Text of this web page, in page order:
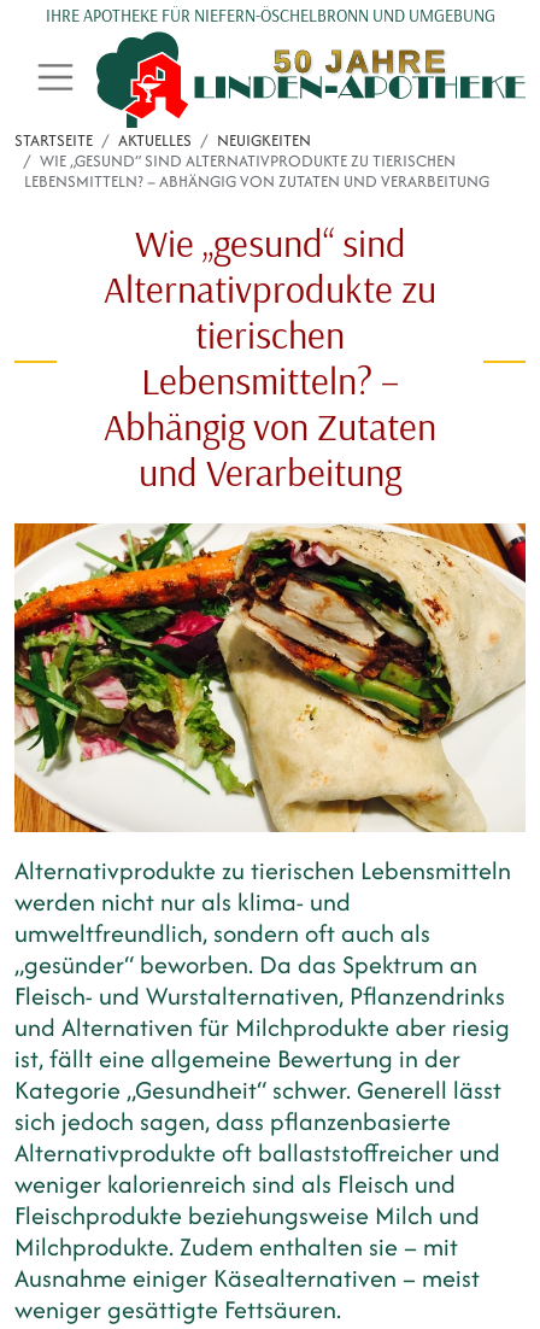
Direkt zum Inhalt
IHRE APOTHEKE FÜR NIEFERN-ÖSCHELBRONN UND UMGEBUNG
STARTSEITE AKTUELLES
NEUIGKEITEN
WIE „GESUND“ SIND ALTERNATIVPRODUKTE ZU TIERISCHEN
LEBENSMITTELN? – ABHÄNGIG VON ZUTATEN UND VERARBEITUNG
Wie „gesund“ sind
Alternativprodukte zu
tierischen
Lebensmitteln? –
Abhängig von Zutaten
und Verarbeitung
Alternativprodukte zu tierischen Lebensmitteln
werden nicht nur als klima- und
umweltfreundlich, sondern oft auch als
„gesünder“ beworben. Da das Spektrum an
Fleisch- und Wurstalternativen, Pflanzendrinks
und Alternativen für Milchprodukte aber riesig
ist, fällt eine allgemeine Bewertung in der
Kategorie „Gesundheit“ schwer. Generell lässt
sich jedoch sagen, dass pflanzenbasierte
Alternativprodukte oft ballaststoffreicher und
weniger kalorienreich sind als Fleisch und
Fleischprodukte beziehungsweise Milch und
Milchprodukte. Zudem enthalten sie – mit
Ausnahme einiger Käsealternativen – meist
weniger gesättigte Fettsäuren.